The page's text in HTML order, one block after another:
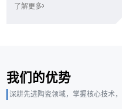
了解更多
我们的优势
深耕先进陶瓷领域，掌握核心技术